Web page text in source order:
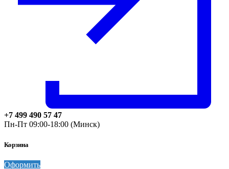
+7 499 490 57 47
Пн-Пт 09:00-18:00 (Минск)
Корзина
Оформить